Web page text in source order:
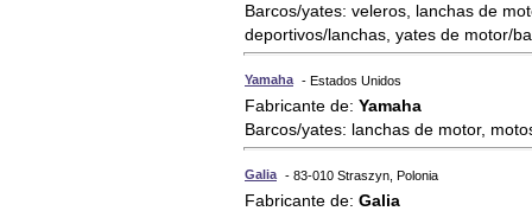
Barcos/yates: veleros, lanchas de
deportivos/lanchas, yates de motor/
Yamaha - Estados Unidos
Fabricante de: Yamaha
Barcos/yates: lanchas de motor,
Galia - 83-010 Straszyn, Polonia
Fabricante de: Galia